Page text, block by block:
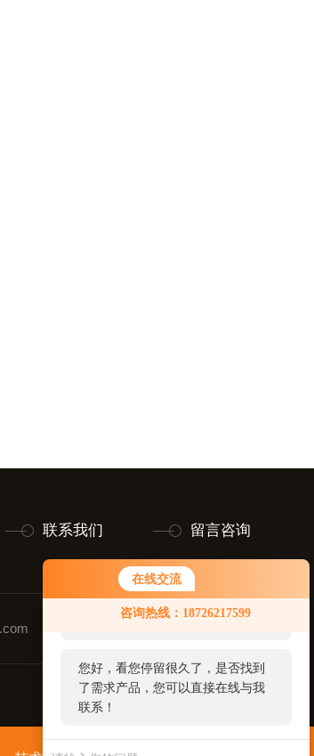
在线交流
咨询热线：18726217599
您好！欢迎前来咨询，很高兴为您
服务，请问您要咨询什么问题呢？
您好，看您停留很久了，是否找到
了需求产品，您可以直接在线与我
联系！
联系我们 留言咨询